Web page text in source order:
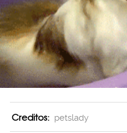
Creditos: petslady